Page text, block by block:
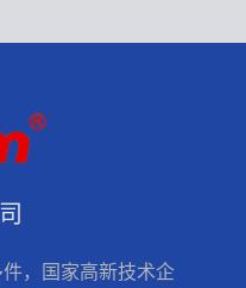
，国家高新技术企